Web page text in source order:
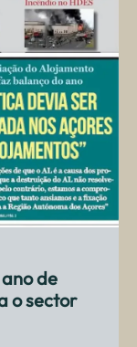
de
o sector